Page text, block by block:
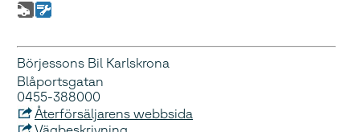
Börjessons Bil Karlskrona
Blåportsgatan
0455-388000
Återförsäljarens webbsida